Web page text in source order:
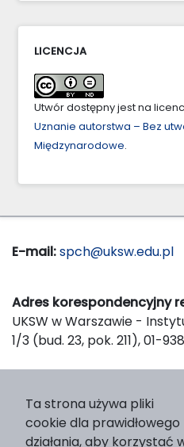
LICENCJA
Utwór dostępny jest na
Uznanie autorstwa – Bez
Międzynarodowe.
E-mail:spch@uksw.edu.pl
Adres korespondencyjny
UKSW w Warszawie -
1/3 (bud. 23, pok. 211), 01-
Wydawnictwo Naukowe
nr 2, 01-815 Warszawa
Ta strona używa pliki
cookie dla prawidłowego
działania, aby korzystać